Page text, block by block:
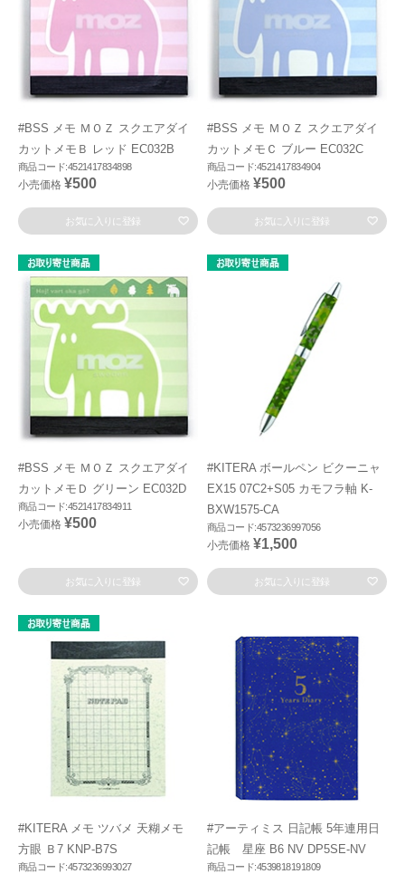
#BSS メモ ＭＯＺ スクエアダイ
カットメモＢ レッド EC032B
商品コード:4521417834898
小売価格 ¥500
お気に入りに登録
#BSS メモ ＭＯＺ スクエアダイ
カットメモＣ ブルー EC032C
商品コード:4521417834904
小売価格 ¥500
お気に入りに登録
#BSS メモ ＭＯＺ スクエアダイ
カットメモＤ グリーン EC032D
商品コード:4521417834911
小売価格 ¥500
お気に入りに登録
#KITERA ボールペン ビクーニャ
EX15 07C2+S05 カモフラ軸 K-
BXW1575-CA
商品コード:4573236997056
小売価格 ¥1,500
お気に入りに登録
#KITERA メモ ツバメ 天糊メモ
方眼 Ｂ7 KNP-B7S
商品コード:4573236993027
#アーティミス 日記帳 5年連用日
記帳 星座 B6 NV DP5SE-NV
商品コード:4539818191809